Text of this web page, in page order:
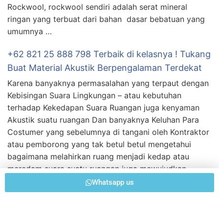
Rockwool, rockwool sendiri adalah serat mineral
ringan yang terbuat dari bahan dasar bebatuan yang
umumnya …
+62 821 25 888 798 Terbaik di kelasnya ! Tukang
Buat Material Akustik Berpengalaman Terdekat
Karena banyaknya permasalahan yang terpaut dengan
Kebisingan Suara Lingkungan – atau kebutuhan
terhadap Kekedapan Suara Ruangan juga kenyaman
Akustik suatu ruangan Dan banyaknya Keluhan Para
Costumer yang sebelumnya di tangani oleh Kontraktor
atau pemborong yang tak betul betul mengetahui
bagaimana melahirkan ruang menjadi kedap atau
meredam suara suatu ruangan juga mewujudkan
Akustik sebuah ruangan sehingga …
Whatsapp us